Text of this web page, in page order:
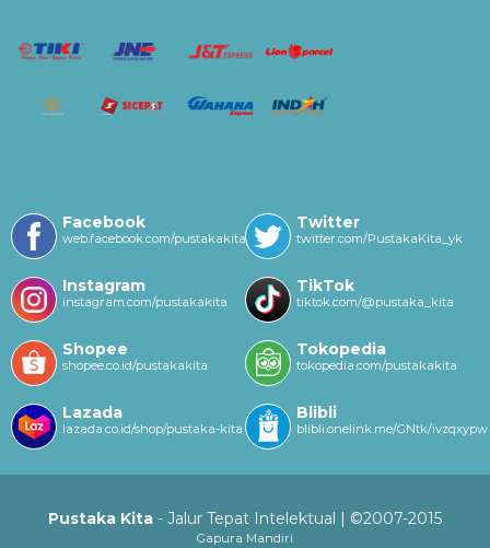
Facebook
web.facebook.com/pustakakitayk/
Twitter
twitter.com/PustakaKita_yk
Instagram
instagram.com/pustakakita
TikTok
tiktok.com/@pustaka_kita
Shopee
shopee.co.id/pustakakita
Tokopedia
tokopedia.com/pustakakita
Lazada
lazada.co.id/shop/pustaka-kita
Blibli
blibli.onelink.me/GNtk/ivzqxypw
Pustaka Kita - Jalur Tepat Intelektual | ©2007-2015
Gapura Mandiri